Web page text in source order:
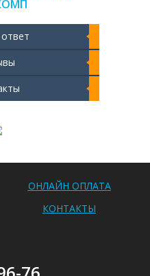
ОНЛАЙН ОПЛАТА
КОНТАКТЫ